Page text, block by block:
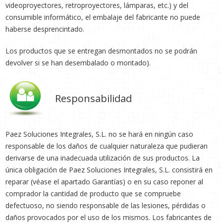
videoproyectores, retroproyectores, lámparas, etc.) y del
consumible informático, el embalaje del fabricante no puede
haberse desprencintado.
Los productos que se entregan desmontados no se podrán
devolver si se han desembalado o montado).
Responsabilidad
Paez Soluciones Integrales, S.L. no se hará en ningún caso
responsable de los daños de cualquier naturaleza que pudieran
derivarse de una inadecuada utilización de sus productos. La
única obligación de Paez Soluciones Integrales, S.L. consistirá en
reparar (véase el apartado Garantías) o en su caso reponer al
comprador la cantidad de producto que se compruebe
defectuoso, no siendo responsable de las lesiones, pérdidas o
daños provocados por el uso de los mismos. Los fabricantes de